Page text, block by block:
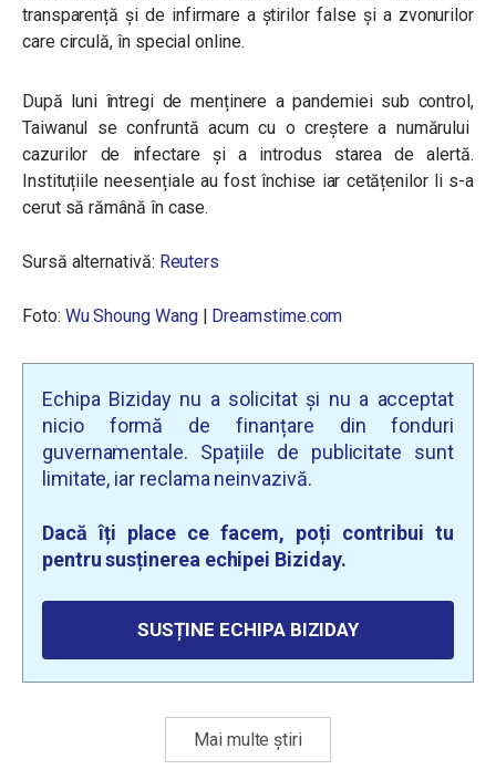
transparență și de infirmare a știrilor false și a zvonurilor
care circulă, în special online.
După luni întregi de menținere a pandemiei sub control,
Taiwanul se confruntă acum cu o creștere a numărului
cazurilor de infectare și a introdus starea de alertă.
Instituțiile neesențiale au fost închise iar cetățenilor li s-a
cerut să rămână în case.
Sursă alternativă: Reuters
Foto: Wu Shoung Wang| Dreamstime.com
Echipa Biziday nu a solicitat și nu a acceptat
nicio formă de finanțare din fonduri
guvernamentale. Spațiile de publicitate sunt
limitate, iar reclama neinvazivă.
Dacă îți place ce facem, poți contribui tu
pentru susținerea echipei Biziday.
SUSȚINE ECHIPA BIZIDAY
Mai multe știri